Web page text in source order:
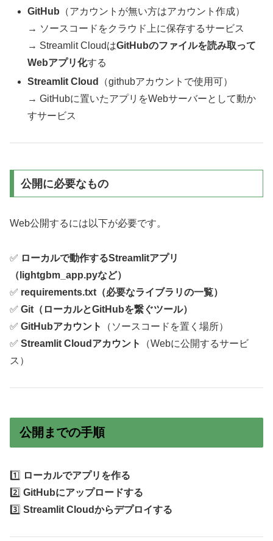
GitHub （アカウントが無い方はアカウント作成）
→ ソースコードをクラウド上に保存するサービス
→ Streamlit CloudはGitHubのファイルを読み取って
Webアプリ化する
Streamlit Cloud
（githubアカウントで使用可）
→ GitHubに置いたアプリをWebサーバーとして動か
すサービス
公開に必要なもの
Web公開するには以下が必要です。
✅ ローカルで動作するStreamlitアプリ
（lightgbm_app.pyなど）
✅ requirements.txt（必要なライブラリの一覧）
✅ Git（ローカルとGitHubを繋ぐツール）
✅ GitHubアカウント
（ソースコードを置く場所）
✅ Streamlit Cloudアカウント
（Webに公開するサービ
ス）
公開までの手順
1️⃣
ローカルでアプリを作る
2️⃣ GitHubにアップロードする
3️⃣ Streamlit Cloudからデプロイする